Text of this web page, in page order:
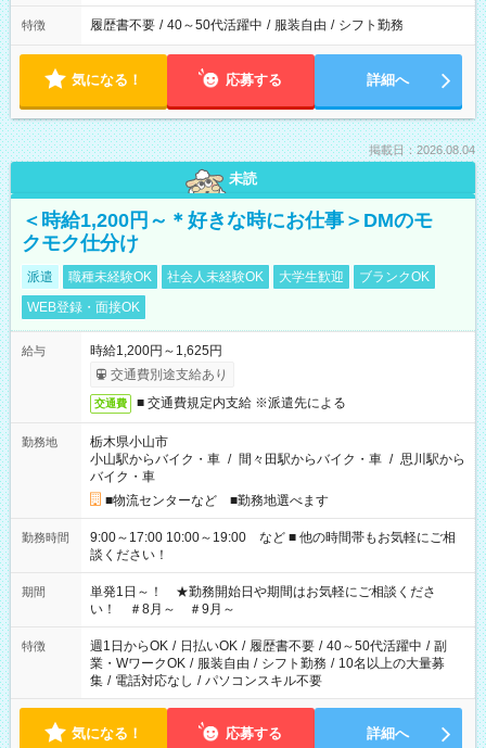
特徴 履歴書不要 / 40～50代活躍中 / 服装自由 / シフト勤務
気になる！ 応募する 詳細へ
掲載日：2026.08.04
未読
＜時給1,200円～＊好きな時にお仕事＞DMのモ
クモク仕分け
派遣 職種未経験OK 社会人未経験OK 大学生歓迎
ブランクOK
WEB登録・面接OK
給与
時給1,200円～1,625円
交通費別途支給あり
交通費 ■ 交通費規定内支給 ※派遣先による
勤務地
栃木県小山市
小山駅からバイク・車 / 間々田駅からバイク・車 / 思川駅から
バイク・車
■物流センターなど ■勤務地選べます
勤務時間
9:00～17:00 10:00～19:00 など ■ 他の時間帯もお気軽にご相
談ください！
期間
単発1日～！ ★勤務開始日や期間はお気軽にご相談くださ
い！ ＃8月～ ＃9月～
特徴 週1日からOK / 日払いOK / 履歴書不要 / 40～50代活躍中 / 副
業・WワークOK / 服装自由 / シフト勤務 / 10名以上の大量募
集 / 電話対応なし / パソコンスキル不要
気になる！ 応募する 詳細へ